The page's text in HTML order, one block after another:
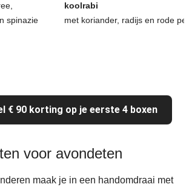
spinazie
koolrabi
met koriander, radijs en rode
€ 90 korting op je eerste 4 boxen
voor avondeten
maak je in een handomdraai met